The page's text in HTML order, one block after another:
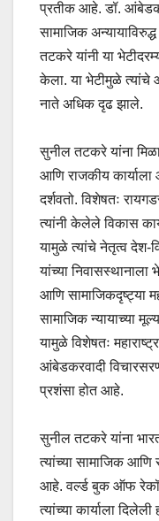
प्रतीक आहे. डॉ.
सामाजिक
तटकरे यांनी या
केला. या भेटीमुळे त्यांचे
नाते अधिक दृढ झाले.
सुनील तटकरे यांना
आणि राजकीय कार्याला
दर्शवतो. विशेषतः
त्यांनी केलेले विकास
यामुळे त्यांचे नेतृत्व
यांच्या निवासस्थानाला
आणि सामाजिकदृष्ट्या
सामाजिक न्यायाच्या
यामुळे विशेषतः
आंबेडकरवादी
प्रशंसा होत आहे.
सुनील तटकरे यांना
त्यांच्या सामाजिक आणि
आहे. वर्ल्ड बुक ऑफ
त्यांच्या कार्याला